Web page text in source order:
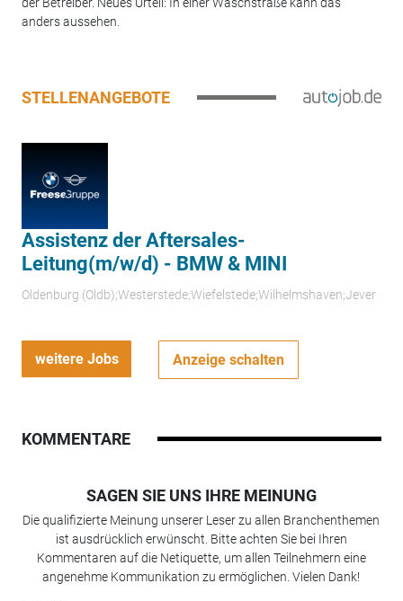
anders aussehen.
STELLENANGEBOTE
Assistenz der Aftersales-
Leitung(m/w/d) - BMW & MINI
Oldenburg (Oldb);Westerstede;Wiefelstede;Wilhelmshaven;Jever
weitere Jobs Anzeige schalten
KOMMENTARE
SAGEN SIE UNS IHRE MEINUNG
Die qualifizierte Meinung unserer Leser zu allen Branchenthemen
ist ausdrücklich erwünscht. Bitte achten Sie bei Ihren
Kommentaren auf die Netiquette, um allen Teilnehmern eine
angenehme Kommunikation zu ermöglichen. Vielen Dank!